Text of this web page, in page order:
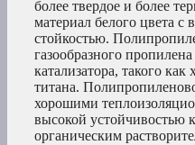
более твердое и более
материал белого цвета с
стойкостью.
газообразного
катализатора, такого как
титана.
хорошими
высокой устойчивостью
органическим